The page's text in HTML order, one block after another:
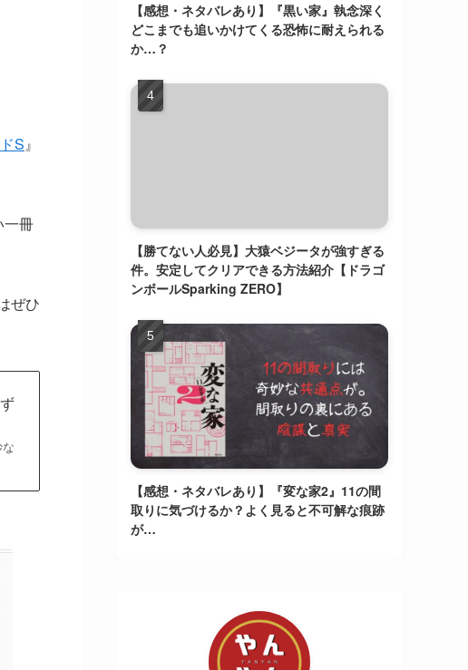
S』
一冊
ぜひ
【感想・ネタバレあり】『黒い家』執念深く
どこまでも追いかけてくる恐怖に耐えられる
か…？
【勝てない人必見】大猿ベジータが強すぎる
件。安定してクリアできる方法紹介【ドラゴ
ンボールSparking ZERO】
【感想・ネタバレあり】『変な家2』11の間
取りに気づけるか？よく見ると不可解な痕跡
が…